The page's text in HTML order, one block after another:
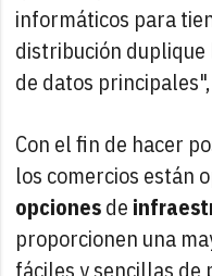
informáticos para
distribución
de datos
Con el fin de hacer
los comercios están
opcionesde
proporcionen una
fáciles y sencillas de